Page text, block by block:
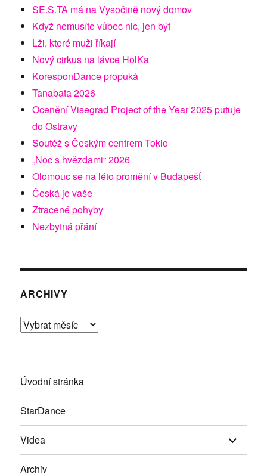
SE.S.TA má na Vysočině nový domov
Když nemusíte vůbec nic, jen být
Lži, které muži říkají
Nový cirkus na lávce HolKa
KoresponDance propuká
Tanabata 2026
Ocenění Visegrad Project of the Year 2025 putuje
do Ostravy
Soutěž s Českým centrem Tokio
„Noc s hvězdami“ 2026
Olomouc se na léto promění v Budapešť
Česká je vaše
Ztracené pohyby
Nezbytná přání
ARCHIVY
Archivy
Úvodní stránka
StarDance
Videa Zobrazit
položky
Archiv